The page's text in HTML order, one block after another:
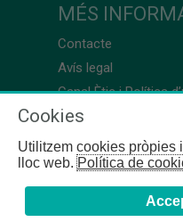
MÉS
Contacte
Avís legal
Canal Ètic i Política
Cookies
Utilitzem cookies pròpies
lloc web.Política de